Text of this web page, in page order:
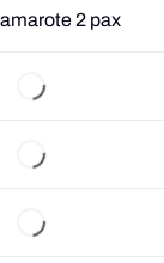
2 pax